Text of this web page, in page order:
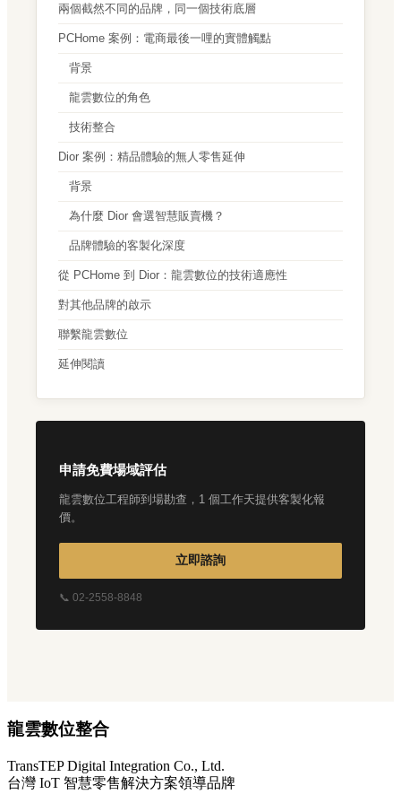
兩個截然不同的品牌，同一個技術底層
PCHome 案例：電商最後一哩的實體觸點
背景
龍雲數位的角色
技術整合
Dior 案例：精品體驗的無人零售延伸
背景
為什麼 Dior 會選智慧販賣機？
品牌體驗的客製化深度
從 PCHome 到 Dior：龍雲數位的技術適應性
對其他品牌的啟示
聯繫龍雲數位
延伸閱讀
申請免費場域評估
龍雲數位工程師到場勘查，1 個工作天提供客製化報
價。
立即諮詢
📞 02-2558-8848
龍雲數位整合
TransTEP Digital Integration Co., Ltd.
台灣 IoT 智慧零售解決方案領導品牌